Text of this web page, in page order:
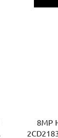
8MP